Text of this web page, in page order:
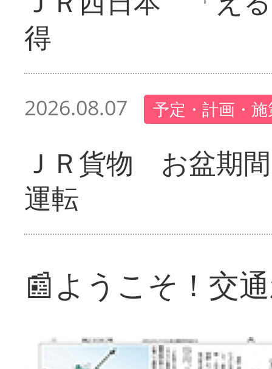
得
2026.08.07 予定・計画・
ＪＲ貨物 お盆期
運転
📰ようこそ！交